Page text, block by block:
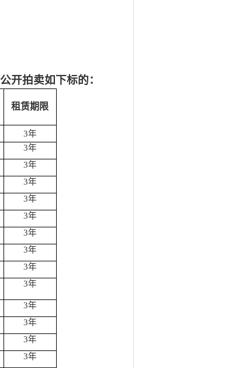
公开拍卖如下标的：
租赁期限
3年
3年
3年
3年
3年
3年
3年
3年
3年
3年
3年
3年
3年
3年